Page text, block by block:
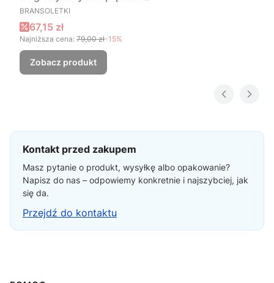
PRODUCENT
BRANSOLETKI
Cena promocyjna
67,15 zł
Najniższa cena: 79,00 zł-15%
Zobacz produkt
Kontakt przed zakupem
Masz pytanie o produkt, wysyłkę albo opakowanie?
Napisz do nas – odpowiemy konkretnie i najszybciej, jak
się da.
Przejdź do kontaktu